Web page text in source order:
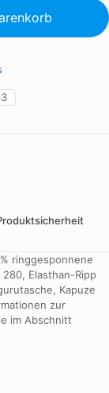
ringgesponnene
Elasthan-Ripp
Kapuze
zur
im Abschnitt